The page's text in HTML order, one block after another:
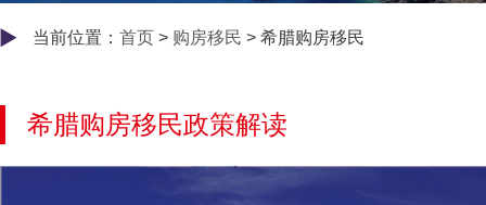
当前位置： 首页 > 购房移民 > 希腊购房移民
希腊购房移民政策解读